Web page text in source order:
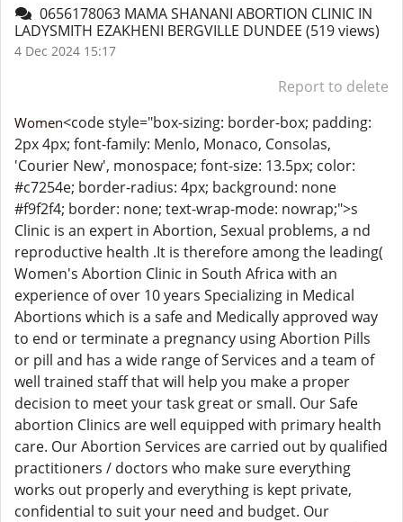
0656178063 MAMA SHANANI ABORTION CLINIC IN
LADYSMITH EZAKHENI BERGVILLE DUNDEE (519 views)
4 Dec 2024 15:17
Report to delete
Women<code style="box-sizing: border-box; padding:
2px 4px; font-family: Menlo, Monaco, Consolas,
'Courier New', monospace; font-size: 13.5px; color:
#c7254e; border-radius: 4px; background: none
#f9f2f4; border: none; text-wrap-mode: nowrap;">s
Clinic is an expert in Abortion, Sexual problems, a nd
reproductive health .It is therefore among the leading(
Women's Abortion Clinic in South Africa with an
experience of over 10 years Specializing in Medical
Abortions which is a safe and Medically approved way
to end or terminate a pregnancy using Abortion Pills
or pill and has a wide range of Services and a team of
well trained staff that will help you make a proper
decision to meet your task great or small. Our Safe
abortion Clinics are well equipped with primary health
care. Our Abortion Services are carried out by qualified
practitioners / doctors who make sure everything
works out properly and everything is kept private,
confidential to suit your need and budget. Our